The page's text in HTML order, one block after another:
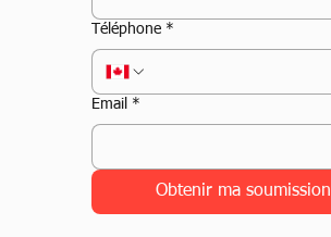
Téléphone *
Email *
Obtenir ma soumission